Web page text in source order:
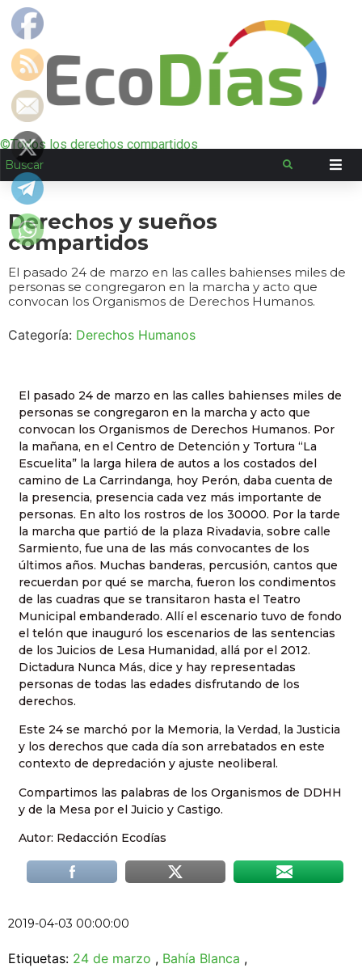
©Todos los derechos compartidos
Derechos y sueños
compartidos
El pasado 24 de marzo en las calles bahienses miles de
personas se congregaron en la marcha y acto que
convocan los Organismos de Derechos Humanos.
Categoría: Derechos Humanos
El pasado 24 de marzo en las calles bahienses miles de
personas se congregaron en la marcha y acto que
convocan los Organismos de Derechos Humanos. Por
la mañana, en el Centro de Detención y Tortura “La
Escuelita” la larga hilera de autos a los costados del
camino de La Carrindanga, hoy Perón, daba cuenta de
la presencia, presencia cada vez más importante de
personas. En alto los rostros de los 30000. Por la tarde
la marcha que partió de la plaza Rivadavia, sobre calle
Sarmiento, fue una de las más convocantes de los
últimos años. Muchas banderas, percusión, cantos que
recuerdan por qué se marcha, fueron los condimentos
de las cuadras que se transitaron hasta el Teatro
Municipal embanderado. Allí el escenario tuvo de fondo
el telón que inauguró los escenarios de las sentencias
de los Juicios de Lesa Humanidad, allá por el 2012.
Dictadura Nunca Más, dice y hay representadas
personas de todas las edades disfrutando de los
derechos.
Este 24 se marchó por la Memoria, la Verdad, la Justicia
y los derechos que cada día son arrebatados en este
contexto de depredación y ajuste neoliberal.
Compartimos las palabras de los Organismos de DDHH
y de la Mesa por el Juicio y Castigo.
Autor: Redacción Ecodías
2019-04-03 00:00:00
Etiquetas: 24 de marzo , Bahía Blanca ,